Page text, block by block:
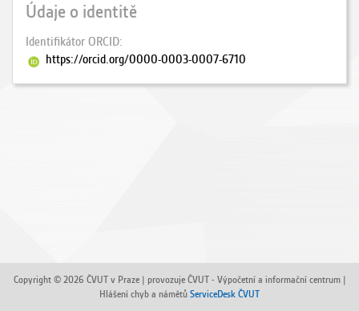
Údaje o identitě
Identifikátor ORCID
https://orcid.org/0000-0003-0007-6710
Copyright © 2026 ČVUT v Praze | provozuje ČVUT - Výpočetní a informační centrum |
Hlášení chyb a námětů ServiceDesk ČVUT